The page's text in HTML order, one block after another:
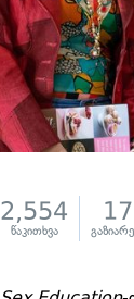
2,554
წაკითხვა
17